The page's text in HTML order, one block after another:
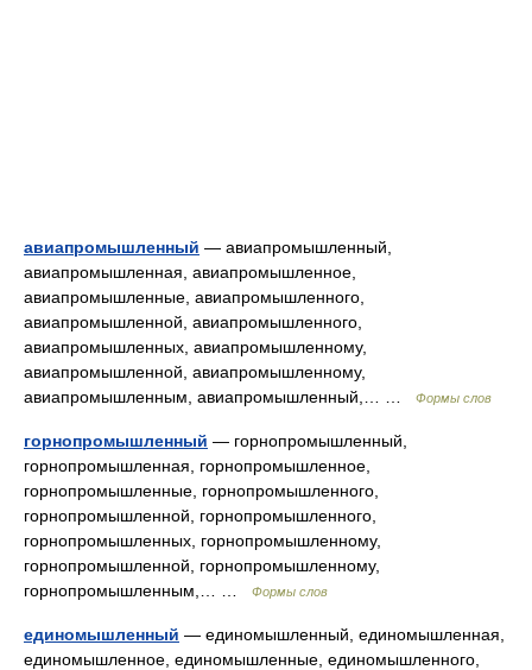
авиапромышленный — авиапромышленный,
авиапромышленная, авиапромышленное,
авиапромышленные, авиапромышленного,
авиапромышленной, авиапромышленного,
авиапромышленных, авиапромышленному,
авиапромышленной, авиапромышленному,
авиапромышленным, авиапромышленный,… …
Формы слов
горнопромышленный — горнопромышленный,
горнопромышленная, горнопромышленное,
горнопромышленные, горнопромышленного,
горнопромышленной, горнопромышленного,
горнопромышленных, горнопромышленному,
горнопромышленной, горнопромышленному,
горнопромышленным,… …
Формы слов
единомышленный — единомышленный, единомышленная,
единомышленное, единомышленные, единомышленного,